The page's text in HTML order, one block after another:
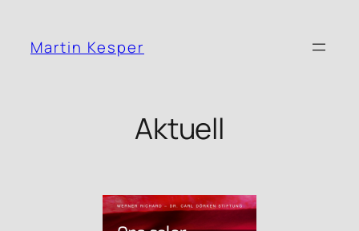
springen
Martin Kesper
Aktuell